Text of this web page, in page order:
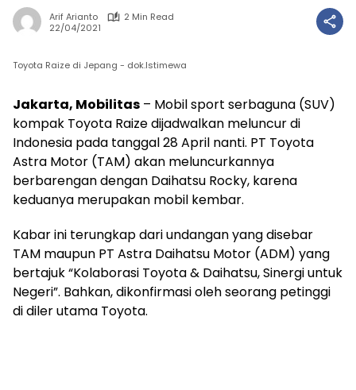
Arif Arianto
2 Min Read
22/04/2021
Toyota Raize di Jepang - dok.Istimewa
Jakarta, Mobilitas – Mobil sport serbaguna (SUV)
kompak Toyota Raize dijadwalkan meluncur di
Indonesia pada tanggal 28 April nanti. PT Toyota
Astra Motor (TAM) akan meluncurkannya
berbarengan dengan Daihatsu Rocky, karena
keduanya merupakan mobil kembar.
Kabar ini terungkap dari undangan yang disebar
TAM maupun PT Astra Daihatsu Motor (ADM) yang
bertajuk “Kolaborasi Toyota & Daihatsu, Sinergi untuk
Negeri”. Bahkan, dikonfirmasi oleh seorang petinggi
di diler utama Toyota.